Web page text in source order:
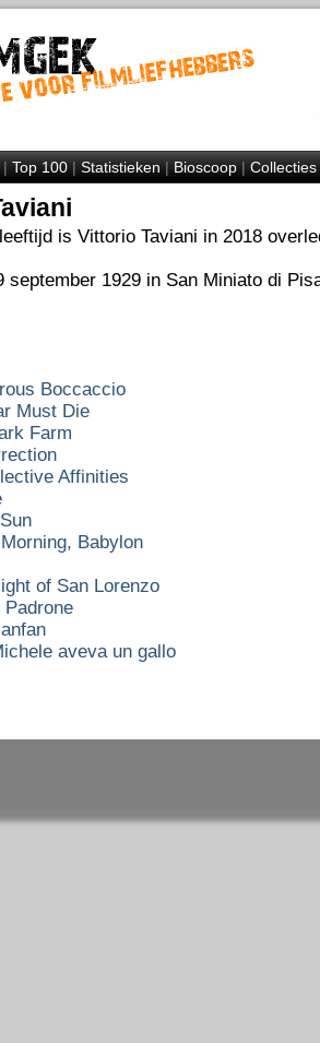
Top 100|Statistieken|Bioscoop|Collecties
is Vittorio Taviani in 2018
september 1929 in San Miniato di
Boccaccio
Must Die
Farm
Affinities
Babylon
of San Lorenzo
Padrone
aveva un gallo